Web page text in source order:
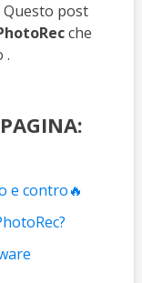
Questo post
che
.
e contro🔥